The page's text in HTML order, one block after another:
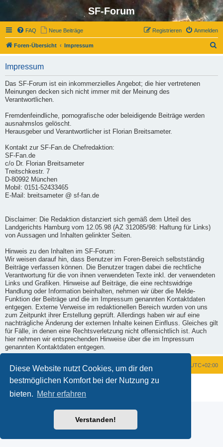
Diese Website nutzt Cookies, um dir den
bestmöglichen Komfort bei der Nutzung zu
bieten. Mehr erfahren
Verstanden!
SF-Forum
FAQ Neue Beiträge Anmelden
Registrieren
Foren-Übersicht Impressum
Impressum
Das SF-Forum ist ein inkommerzielles Angebot; die hier vertretenen
Meinungen decken sich nicht immer mit der Meinung des
Verantwortlichen.
Fremdenfeindliche, pornografische oder beleidigende Beiträge werden
ausnahmslos gelöscht.
Herausgeber und Verantwortlicher ist Florian Breitsameter.
Kontakt zur SF-Fan.de Chefredaktion:
SF-Fan.de
c/o Dr. Florian Breitsameter
Treitschkestr. 7
D-80992 München
Mobil: 0151-52433465
E-Mail: breitsameter @ sf-fan.de
Disclaimer: Die Redaktion distanziert sich gemäß dem Urteil des
Landgerichts Hamburg vom 12.05.98 (AZ 312085/98: Haftung für Links)
von Aussagen und Inhalten gelinkter Seiten.
Hinweis zu den Inhalten im SF-Forum:
Wir weisen darauf hin, dass Benutzer im Foren-Bereich selbstständig
Beiträge verfassen können. Die Benutzer tragen dabei die rechtliche
Verantwortung für die von ihnen verwendeten Texte inkl. der verwendeten
Links und Grafiken. Hinweise auf Beiträge, die eine rechtswidrige
Handlung oder Information beinhalten, nehmen wir über die Melde-
Funktion der Beiträge und die im Impressum genannten Kontaktdaten
entgegen. Externe Verweise im redaktionellen Bereich wurden von uns
zum Zeitpunkt ihrer Erstellung geprüft. Allerdings haben wir auf eine
nachträgliche Änderung der externen Inhalte keinen Einfluss. Gleiches gilt
für Fälle, in denen eine Rechtsverletzung nicht offensichtlich ist. Auch
hier nehmen wir entsprechenden Hinweise über die im Impressum
genannten Kontaktdaten entgegen.
Foren-Übersicht UTC+02:00
Powered byphpBB ® Forum Software © phpBB Limited
Datenschutz